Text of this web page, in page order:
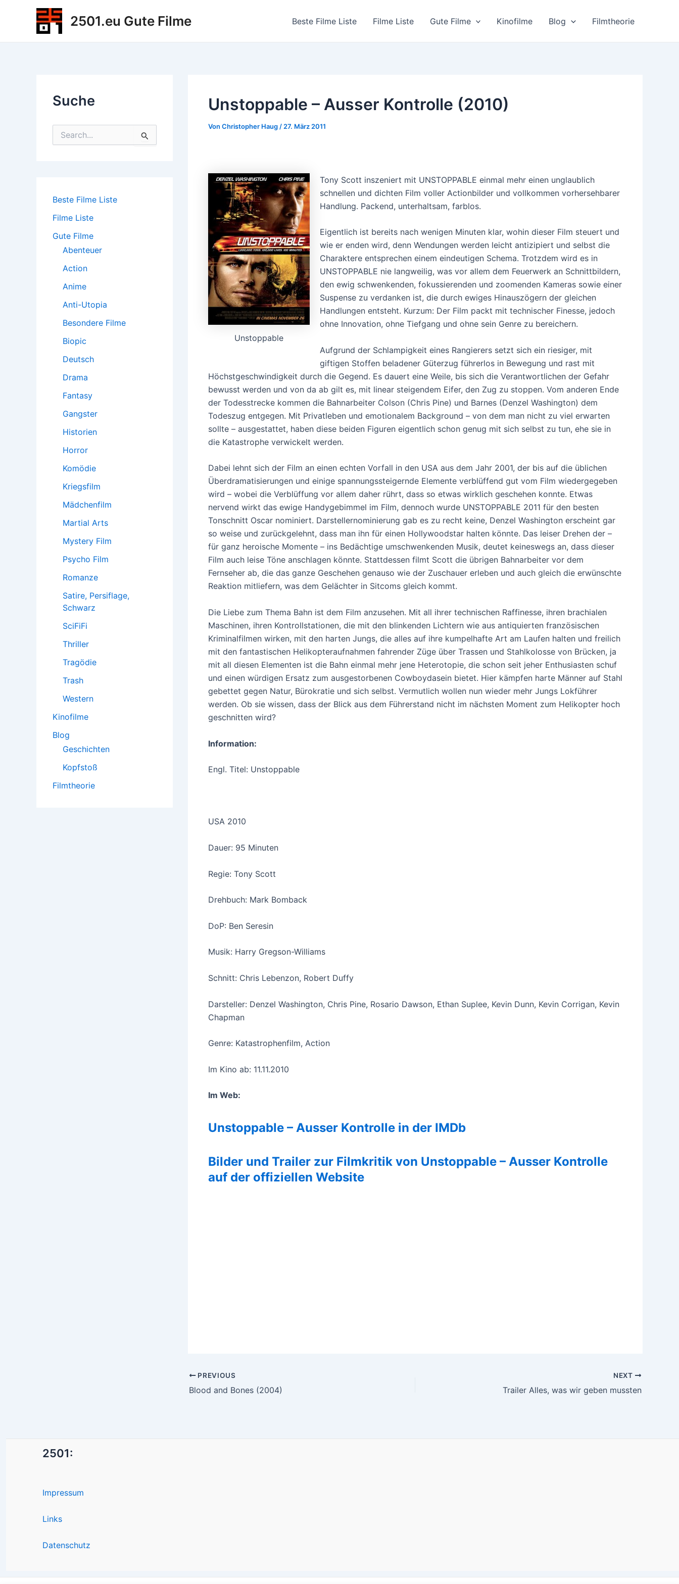
2501.eu Gute Filme Beste Filme Liste Filme Liste Gute Filme Kinofilme Blog Filmtheorie
Suche
a
h
Beste Filme Liste
Filme Liste
Gute Filme
Abenteuer
Action
Anime
Anti-Utopia
Besondere Filme
Biopic
Deutsch
Drama
Fantasy
Gangster
Historien
Horror
Komödie
Kriegsfilm
Mädchenfilm
Martial Arts
Mystery Film
Psycho Film
Romanze
Satire, Persiflage,
Schwarz
SciFiFi
Thriller
Tragödie
Trash
Western
Kinofilme
Blog
Geschichten
Kopfstoß
Filmtheorie
Unstoppable – Ausser Kontrolle (2010)
Von Christopher Haug / 27. März 2011
Unstoppable
Tony Scott inszeniert mit UNSTOPPABLE einmal mehr einen unglaublich
schnellen und dichten Film voller Actionbilder und vollkommen vorhersehbarer
Handlung. Packend, unterhaltsam, farblos.
Eigentlich ist bereits nach wenigen Minuten klar, wohin dieser Film steuert und
wie er enden wird, denn Wendungen werden leicht antizipiert und selbst die
Charaktere entsprechen einem eindeutigen Schema. Trotzdem wird es in
UNSTOPPABLE nie langweilig, was vor allem dem Feuerwerk an Schnittbildern,
den ewig schwenkenden, fokussierenden und zoomenden Kameras sowie einer
Suspense zu verdanken ist, die durch ewiges Hinauszögern der gleichen
Handlungen entsteht. Kurzum: Der Film packt mit technischer Finesse, jedoch
ohne Innovation, ohne Tiefgang und ohne sein Genre zu bereichern.
Aufgrund der Schlampigkeit eines Rangierers setzt sich ein riesiger, mit
giftigen Stoffen beladener Güterzug führerlos in Bewegung und rast mit
Höchstgeschwindigkeit durch die Gegend. Es dauert eine Weile, bis sich die Verantwortlichen der Gefahr
bewusst werden und von da ab gilt es, mit linear steigendem Eifer, den Zug zu stoppen. Vom anderen Ende
der Todesstrecke kommen die Bahnarbeiter Colson (Chris Pine) und Barnes (Denzel Washington) dem
Todeszug entgegen. Mit Privatleben und emotionalem Background – von dem man nicht zu viel erwarten
sollte – ausgestattet, haben diese beiden Figuren eigentlich schon genug mit sich selbst zu tun, ehe sie in
die Katastrophe verwickelt werden.
Dabei lehnt sich der Film an einen echten Vorfall in den USA aus dem Jahr 2001, der bis auf die üblichen
Überdramatisierungen und einige spannungssteigernde Elemente verblüffend gut vom Film wiedergegeben
wird – wobei die Verblüffung vor allem daher rührt, dass so etwas wirklich geschehen konnte. Etwas
nervend wirkt das ewige Handygebimmel im Film, dennoch wurde UNSTOPPABLE 2011 für den besten
Tonschnitt Oscar nominiert. Darstellernominierung gab es zu recht keine, Denzel Washington erscheint gar
so weise und zurückgelehnt, dass man ihn für einen Hollywoodstar halten könnte. Das leiser Drehen der –
für ganz heroische Momente – ins Bedächtige umschwenkenden Musik, deutet keineswegs an, dass dieser
Film auch leise Töne anschlagen könnte. Stattdessen filmt Scott die übrigen Bahnarbeiter vor dem
Fernseher ab, die das ganze Geschehen genauso wie der Zuschauer erleben und auch gleich die erwünschte
Reaktion mitliefern, was dem Gelächter in Sitcoms gleich kommt.
Die Liebe zum Thema Bahn ist dem Film anzusehen. Mit all ihrer technischen Raffinesse, ihren brachialen
Maschinen, ihren Kontrollstationen, die mit den blinkenden Lichtern wie aus antiquierten französischen
Kriminalfilmen wirken, mit den harten Jungs, die alles auf ihre kumpelhafte Art am Laufen halten und freilich
mit den fantastischen Helikopteraufnahmen fahrender Züge über Trassen und Stahlkolosse von Brücken, ja
mit all diesen Elementen ist die Bahn einmal mehr jene Heterotopie, die schon seit jeher Enthusiasten schuf
und einen würdigen Ersatz zum ausgestorbenen Cowboydasein bietet. Hier kämpfen harte Männer auf Stahl
gebettet gegen Natur, Bürokratie und sich selbst. Vermutlich wollen nun wieder mehr Jungs Lokführer
werden. Ob sie wissen, dass der Blick aus dem Führerstand nicht im nächsten Moment zum Helikopter hoch
geschnitten wird?
Information:
Engl. Titel: Unstoppable
USA 2010
Dauer: 95 Minuten
Regie: Tony Scott
Drehbuch: Mark Bomback
DoP: Ben Seresin
Musik: Harry Gregson-Williams
Schnitt: Chris Lebenzon, Robert Duffy
Darsteller: Denzel Washington, Chris Pine, Rosario Dawson, Ethan Suplee, Kevin Dunn, Kevin Corrigan, Kevin
Chapman
Genre: Katastrophenfilm, Action
Im Kino ab: 11.11.2010
Im Web:
Unstoppable – Ausser Kontrolle in der IMDb
Bilder und Trailer zur Filmkritik von Unstoppable – Ausser Kontrolle
auf der offiziellen Website
Post
navigation
PREVIOUS
Blood and Bones (2004)
NEXT
Trailer Alles, was wir geben mussten
2501:
Impressum
Links
Datenschutz